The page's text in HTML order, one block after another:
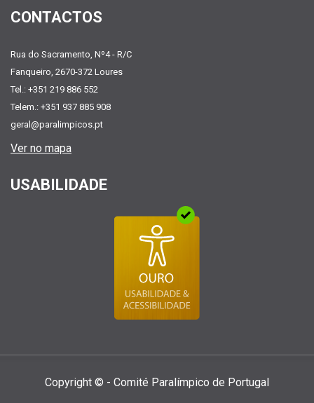
CONTACTOS
Rua do Sacramento, Nº4 - R/C
Fanqueiro, 2670-372 Loures
Tel.: +351 219 886 552
Telem.: +351 937 885 908
geral@paralimpicos.pt
Ver no mapa
USABILIDADE
Copyright © - Comité Paralí­mpico de Portugal